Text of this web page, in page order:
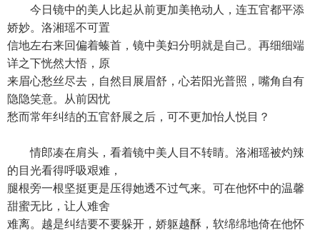
今日镜中的美人比起从前更加美艳动人，连五官都平添
娇妙。洛湘瑶不可置
信地左右来回偏着螓首，镜中美妇分明就是自己。再细细端
详之下恍然大悟，原
来眉心愁丝尽去，自然目展眉舒，心若阳光普照，嘴角自有
隐隐笑意。从前因忧
愁而常年纠结的五官舒展之后，可不更加怡人悦目？
情郎凑在肩头，看着镜中美人目不转睛。洛湘瑶被灼辣
的目光看得呼吸艰难，
腿根旁一根坚挺更是压得她透不过气来。可在他怀中的温馨
甜蜜无比，让人难舍
难离。越是纠结要不要躲开，娇躯越酥，软绵绵地倚在他怀